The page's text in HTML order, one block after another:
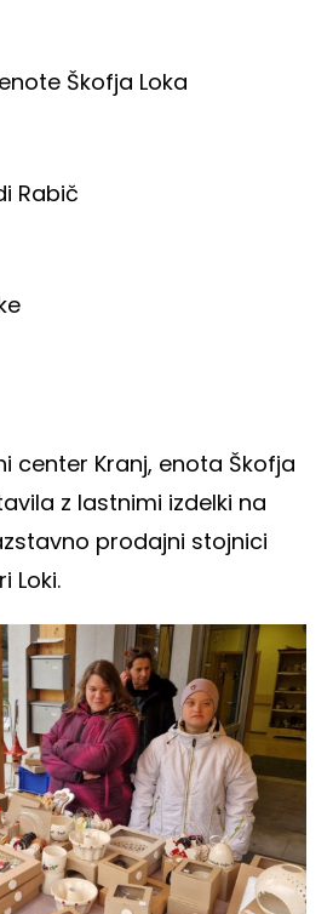
Škofja Loka
Rabič
center Kranj, enota Škofja
z lastnimi izdelki na
prodajni stojnici
Loki.